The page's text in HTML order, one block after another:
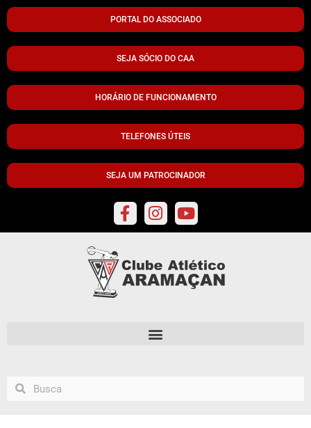
PORTAL DO ASSOCIADO
SEJA SÓCIO DO CAA
HORÁRIO DE FUNCIONAMENTO
TELEFONES ÚTEIS
SEJA UM PATROCINADOR